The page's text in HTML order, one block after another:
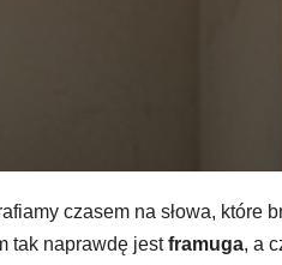
czasem na słowa, które
tak naprawdę jestframuga, a